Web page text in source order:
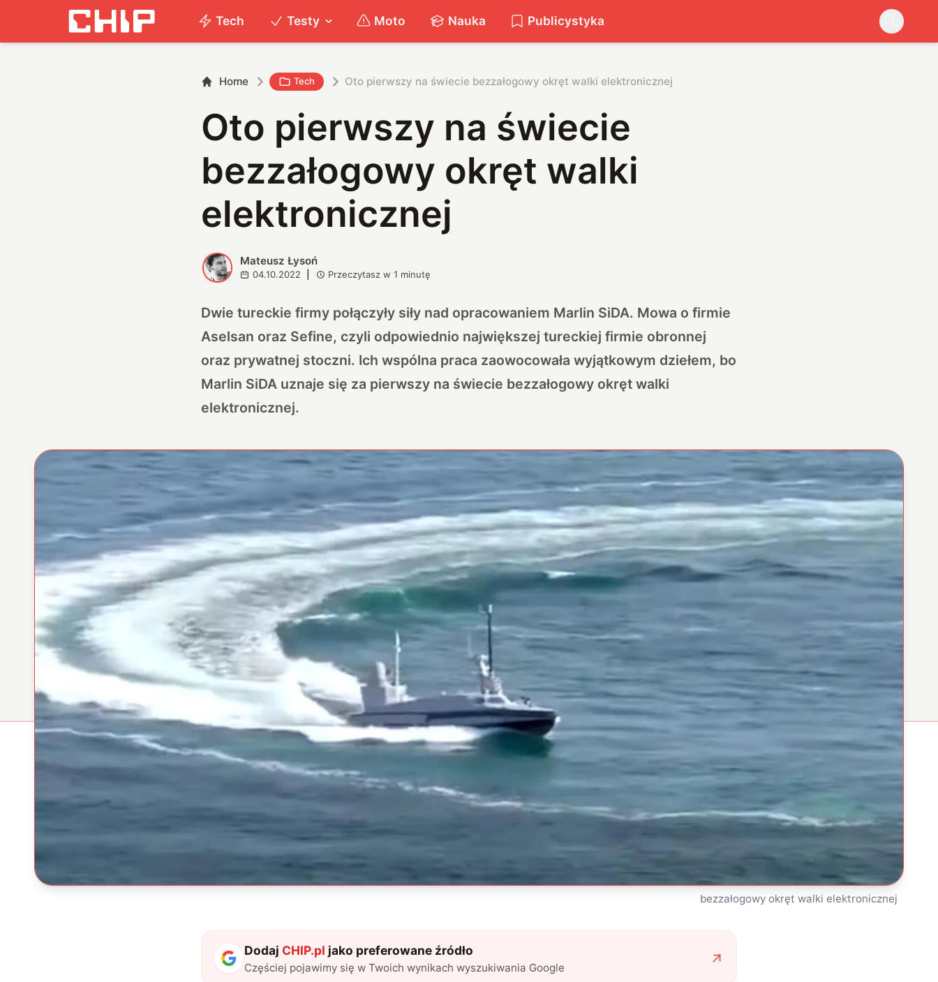
Tech Testy Moto Nauka Publicystyka
Home Tech Oto pierwszy na świecie bezzałogowy okręt walki elektronicznej
Oto pierwszy na świecie
bezzałogowy okręt walki
elektronicznej
M Mateusz Łysoń
04.10.2022 Przeczytasz w1 minutę
Dwie tureckie firmy połączyły siły nad opracowaniem Marlin SiDA. Mowa o firmie
Aselsan oraz Sefine, czyli odpowiednio największej tureckiej firmie obronnej
oraz prywatnej stoczni. Ich wspólna praca zaowocowała wyjątkowym dziełem, bo
Marlin SiDA uznaje się za pierwszy na świecie bezzałogowy okręt walki
elektronicznej.
bezzałogowy okręt walki elektronicznej
Dodaj CHIP.pl jako preferowane źródło
Częściej pojawimy się w Twoich wynikach wyszukiwania Google